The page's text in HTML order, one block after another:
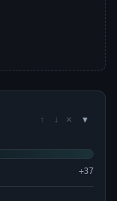
↑ ↓ ×
+37